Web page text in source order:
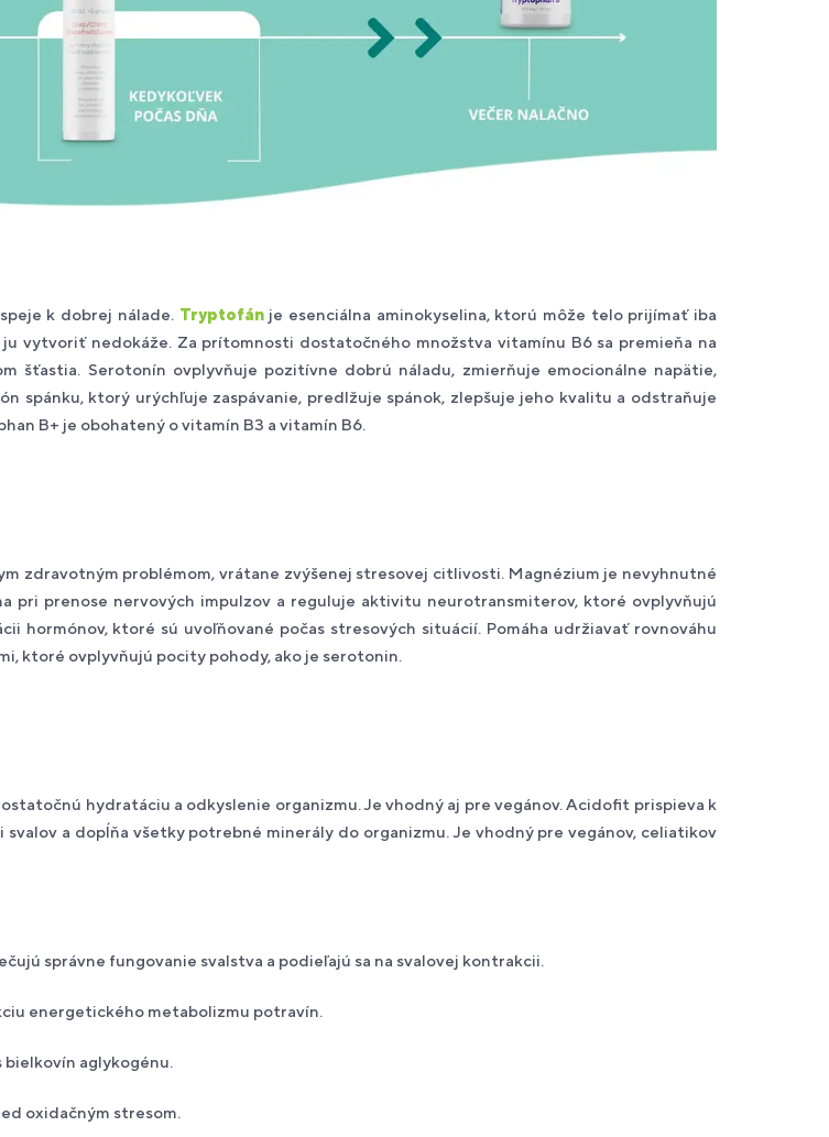
k dobrej nálade. Tryptofánje esenciálna aminokyselina, ktorú môže telo prijímať iba
vytvoriť nedokáže. Za prítomnosti dostatočného množstva vitamínu B6 sa premieňa na
šťastia. Serotonín ovplyvňuje pozitívne dobrú náladu, zmierňuje emocionálne napätie,
spánku, ktorý urýchľuje zaspávanie, predlžuje spánok, zlepšuje jeho kvalitu a odstraňuje
B+ je obohatený o vitamín B3 a vitamín B6.
zdravotným problémom, vrátane zvýšenej stresovej citlivosti. Magnézium je nevyhnutné
pri prenose nervových impulzov a reguluje aktivitu neurotransmiterov, ktoré ovplyvňujú
hormónov, ktoré sú uvoľňované počas stresových situácií. Pomáha udržiavať rovnováhu
ktoré ovplyvňujú pocity pohody, ako je serotonin.
hydratáciu a odkyslenie organizmu. Je vhodný aj pre vegánov. Acidofit prispieva k
a dopĺňa všetky potrebné minerály do organizmu. Je vhodný pre vegánov, celiatikov
správne fungovanie svalstva a podieľajú sa na svalovej kontrakcii.
energetického metabolizmu potravín.
aglykogénu.
oxidačným stresom.